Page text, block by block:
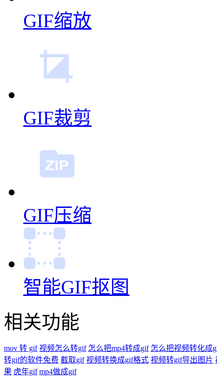
GIF缩放
GIF裁剪
GIF压缩
智能GIF抠图
相关功能
mov 转 gif 视频怎么转gif 怎么把mp4转成gif 怎么把视频转化成
转gif的软件免费 截取gif 视频转换成gif格式 视频转gif导出图片
果 虎年gif mp4做成gif